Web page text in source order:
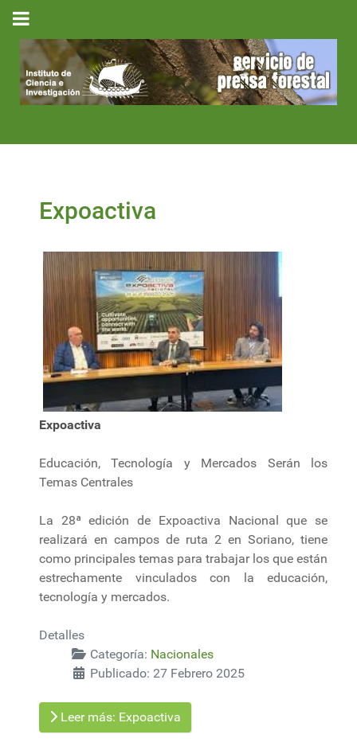
Expoactiva
Expoactiva
Educación, Tecnología y Mercados Serán los
Temas Centrales
La 28ª edición de Expoactiva Nacional que se
realizará en campos de ruta 2 en Soriano, tiene
como principales temas para trabajar los que están
estrechamente vinculados con la educación,
tecnología y mercados.
Detalles
Categoría: Nacionales
Publicado: 27 Febrero 2025
Leer más: Expoactiva